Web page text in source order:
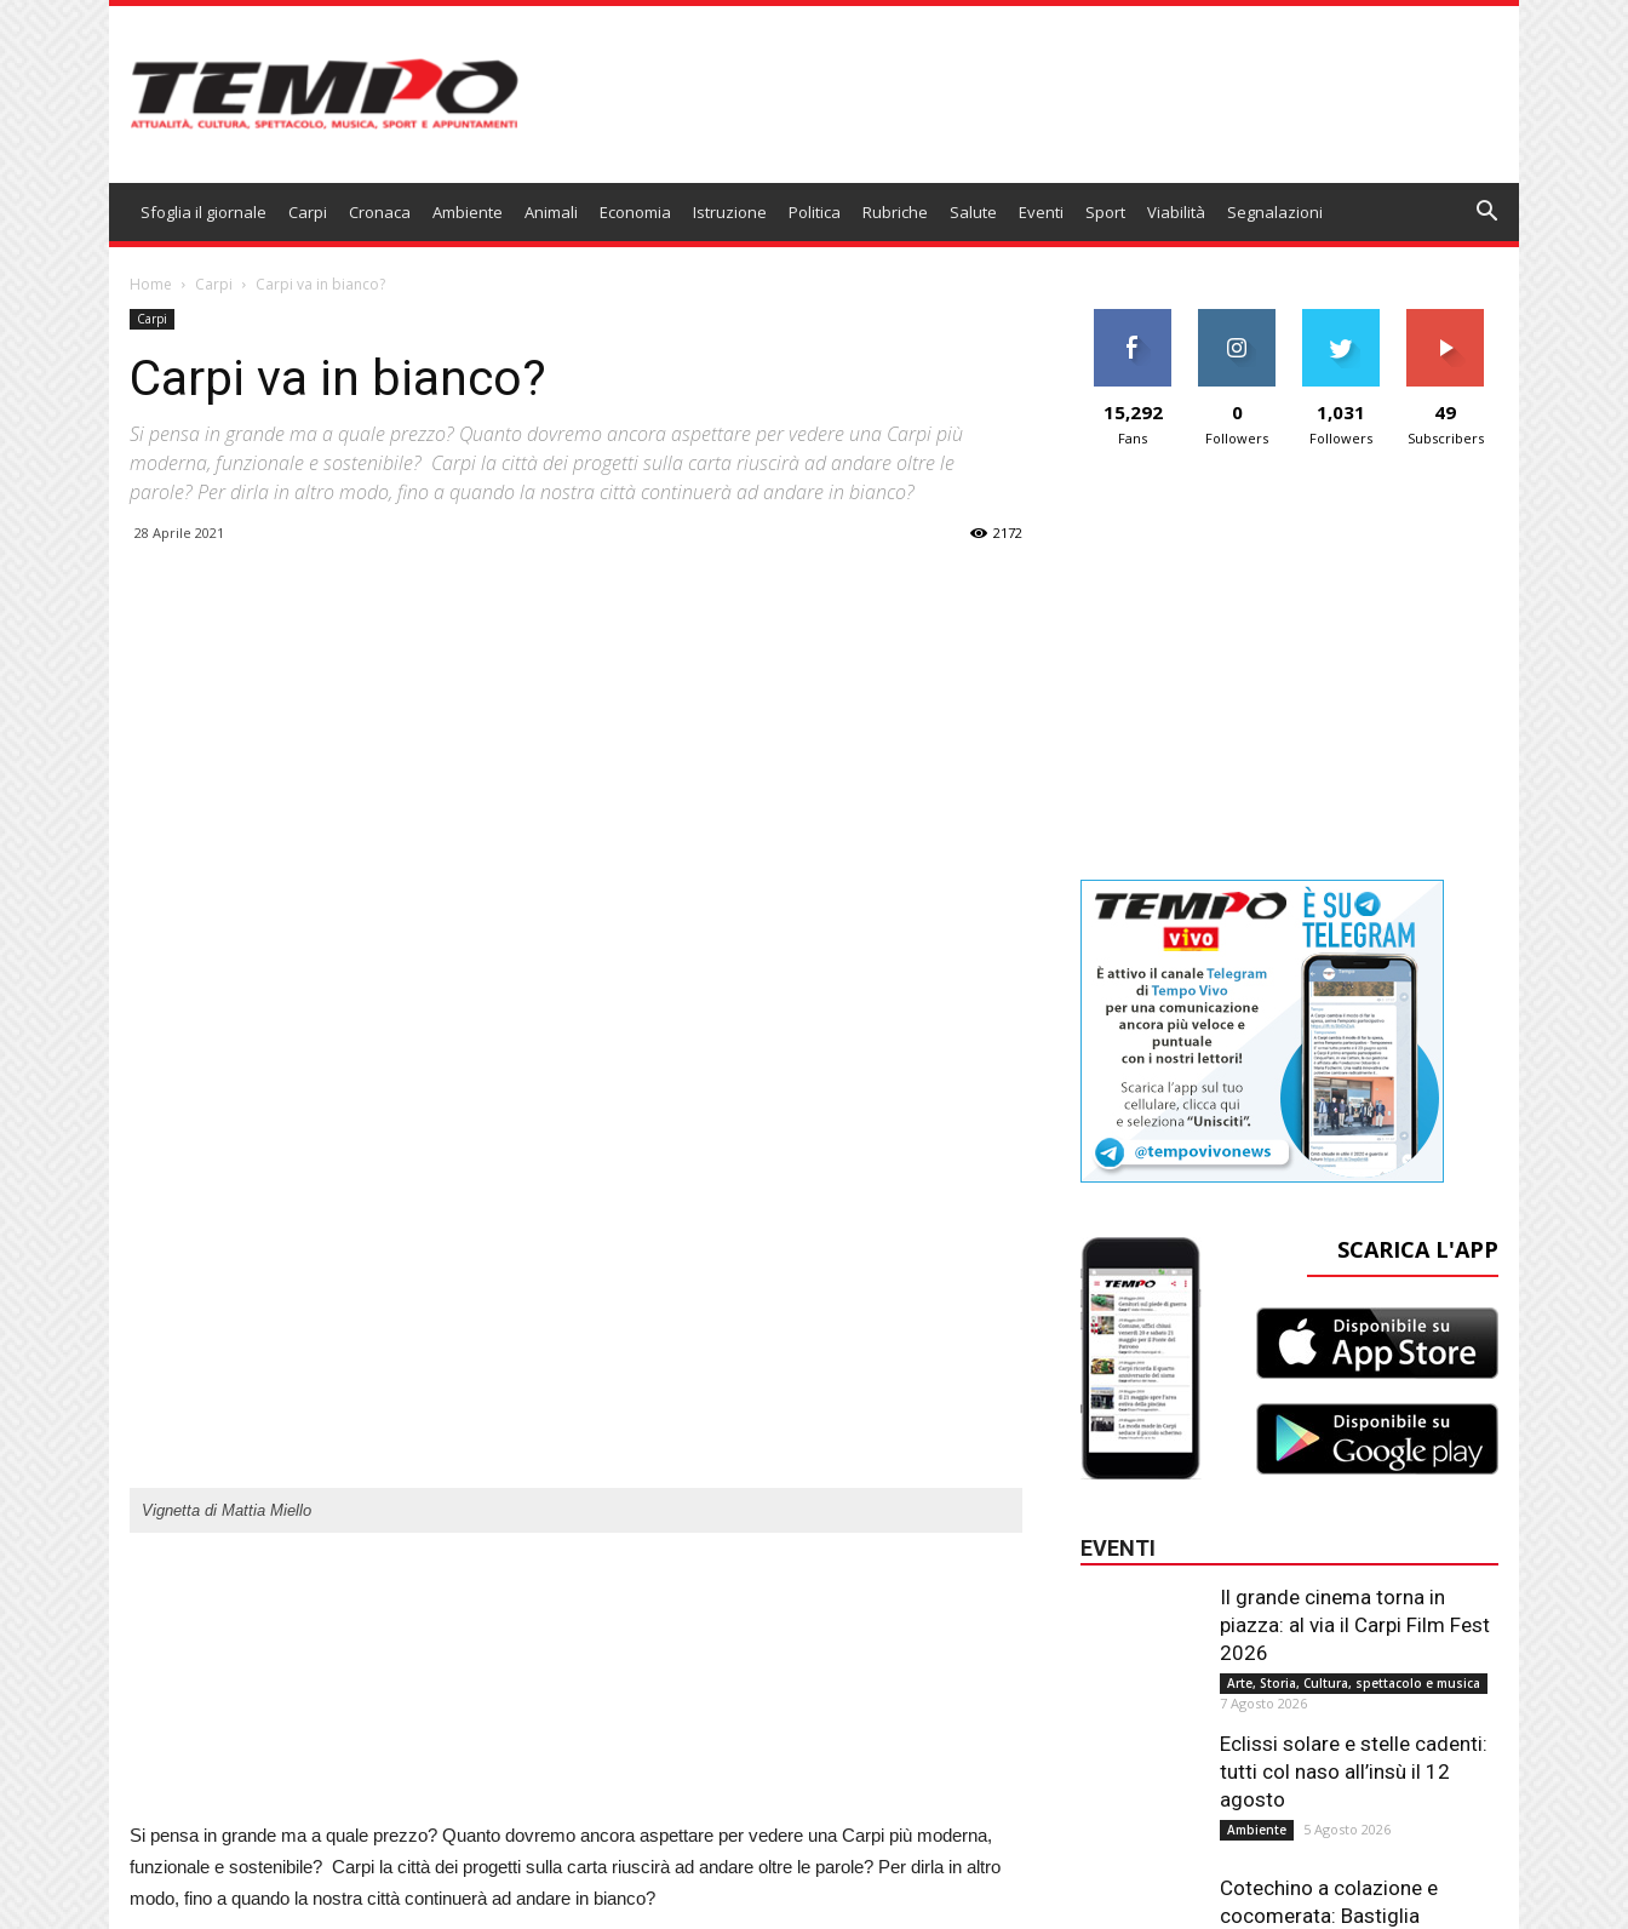
Sfoglia il giornale Carpi Cronaca Ambiente Animali Economia Istruzione Politica Rubriche Salute Eventi Sport Viabilità Segnalazioni
Home Carpi Carpi va in bianco?
Carpi
Carpi va in bianco?
Si pensa in grande ma a quale prezzo? Quanto dovremo ancora aspettare per vedere una Carpi più
moderna, funzionale e sostenibile? Carpi la città dei progetti sulla carta riuscirà ad andare oltre le
parole? Per dirla in altro modo, fino a quando la nostra città continuerà ad andare in bianco?
28 Aprile 2021 2172
Vignetta di Mattia Miello
Si pensa in grande ma a quale prezzo? Quanto dovremo ancora aspettare per vedere una Carpi più moderna,
funzionale e sostenibile? Carpi la città dei progetti sulla carta riuscirà ad andare oltre le parole? Per dirla in altro
modo, fino a quando la nostra città continuerà ad andare in bianco?
15,292
Fans
0
Followers
1,031
Followers
49
Subscribers
SCARICA L'APP
EVENTI
Il grande cinema torna in
piazza: al via il Carpi Film Fest
2026
Arte, Storia, Cultura, spettacolo e musica
7 Agosto 2026
Eclissi solare e stelle cadenti:
tutti col naso all’insù il 12
agosto
Ambiente 5 Agosto 2026
Cotechino a colazione e
cocomerata: Bastiglia